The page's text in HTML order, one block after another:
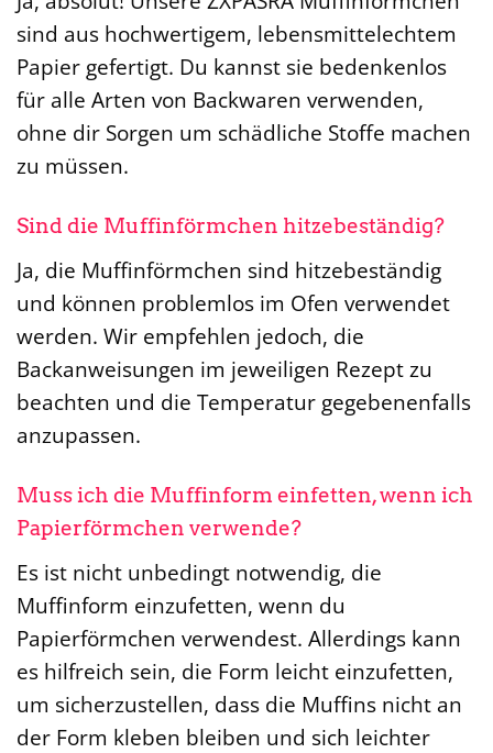
sind aus hochwertigem, lebensmittelechtem
Papier gefertigt. Du kannst sie bedenkenlos
für alle Arten von Backwaren verwenden,
ohne dir Sorgen um schädliche Stoffe machen
zu müssen.
Sind die Muffinförmchen hitzebeständig?
Ja, die Muffinförmchen sind hitzebeständig
und können problemlos im Ofen verwendet
werden. Wir empfehlen jedoch, die
Backanweisungen im jeweiligen Rezept zu
beachten und die Temperatur gegebenenfalls
anzupassen.
Muss ich die Muffinform einfetten, wenn ich
Papierförmchen verwende?
Es ist nicht unbedingt notwendig, die
Muffinform einzufetten, wenn du
Papierförmchen verwendest. Allerdings kann
es hilfreich sein, die Form leicht einzufetten,
um sicherzustellen, dass die Muffins nicht an
der Form kleben bleiben und sich leichter